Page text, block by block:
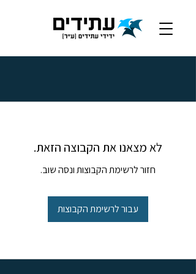
לא מצאנו את הקבוצה הזאת.
חזור לרשימת הקבוצות ונסה שוב.
עבור לרשימת הקבוצות